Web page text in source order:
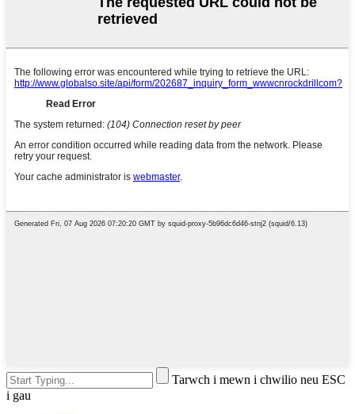
Tarwch i mewn i chwilio neu ESC
i gau